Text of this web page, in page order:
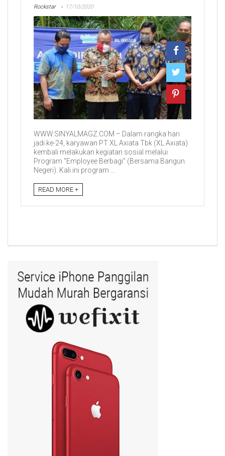
Rockstar 17/10/2020
WWW.SINYALMAGZ.COM – Dalam rangka hari
jadi ke-24, karyawan PT XL Axiata Tbk (XL Axiata)
kembali melakukan kegiatan sosial melalui
Program “Employee Berbagi” (Bersama Bangun
Negeri). Kali ini program ...
READ MORE +